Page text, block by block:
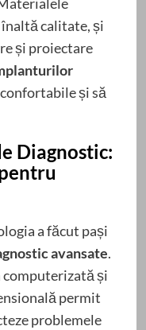
calitate, și
și proiectare
și să
Diagnostic:
a făcut pași
avansate.
și
permit
problemele